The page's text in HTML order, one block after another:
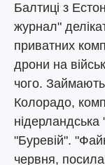
Балтиці з
журнал"
приватних
дрони на
чого.
Колорадо,
нідерландська
"Буревій".
червня,